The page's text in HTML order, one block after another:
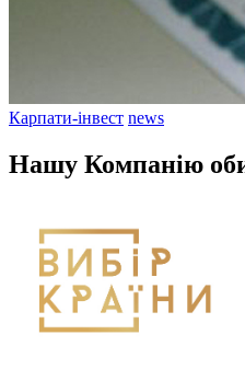
Карпати-інвест news
Нашу Компанію